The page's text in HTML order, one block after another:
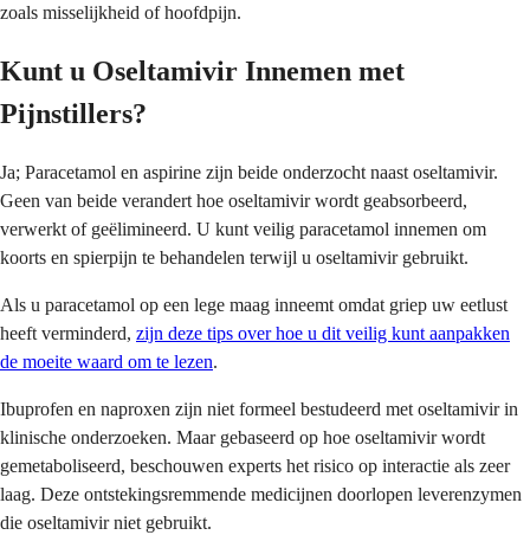
zoals misselijkheid of hoofdpijn.
Kunt u Oseltamivir Innemen met
Pijnstillers?
Ja; Paracetamol en aspirine zijn beide onderzocht naast oseltamivir.
Geen van beide verandert hoe oseltamivir wordt geabsorbeerd,
verwerkt of geëlimineerd. U kunt veilig paracetamol innemen om
koorts en spierpijn te behandelen terwijl u oseltamivir gebruikt.
Als u paracetamol op een lege maag inneemt omdat griep uw eetlust
heeft verminderd, zijn deze tips over hoe u dit veilig kunt aanpakken
de moeite waard om te lezen.
Ibuprofen en naproxen zijn niet formeel bestudeerd met oseltamivir in
klinische onderzoeken. Maar gebaseerd op hoe oseltamivir wordt
gemetaboliseerd, beschouwen experts het risico op interactie als zeer
laag. Deze ontstekingsremmende medicijnen doorlopen leverenzymen
die oseltamivir niet gebruikt.